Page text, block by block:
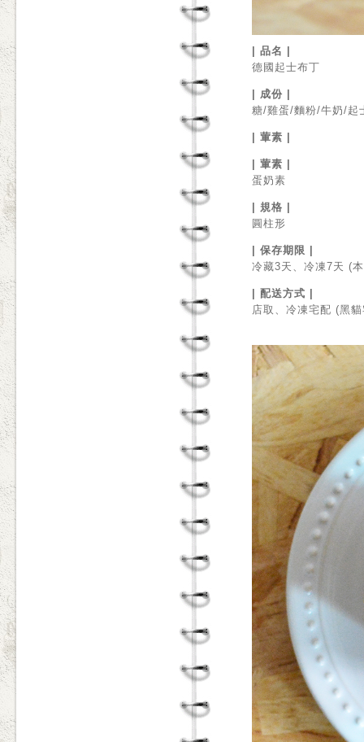
| 品名 |
德國起士布丁
| 成份 |
糖/雞蛋/麵粉/牛奶/起
| 葷素 |
| 葷素 |
蛋奶素
| 規格 |
圓柱形
| 保存期限 |
冷藏3天、冷凍7天 (
| 配送方式 |
店取、冷凍宅配 (黑